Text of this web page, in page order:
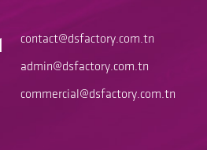
contact@dsfactory.com.tn
admin@dsfactory.com.tn
commercial@dsfactory.com.tn